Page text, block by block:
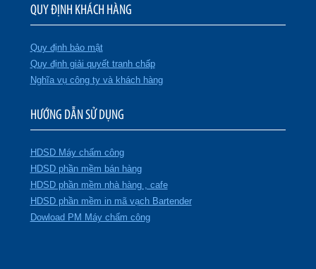
QUY ĐỊNH KHÁCH HÀNG
Quy định bảo mật
Quy định giải quyết tranh chấp
Nghĩa vụ công ty và khách hàng
HƯỚNG DẪN SỬ DỤNG
HDSD Máy chấm công
HDSD phần mềm bán hàng
HDSD phần mềm nhà hàng , cafe
HDSD phần mềm in mã vạch Bartender
Dowload PM Máy chấm công